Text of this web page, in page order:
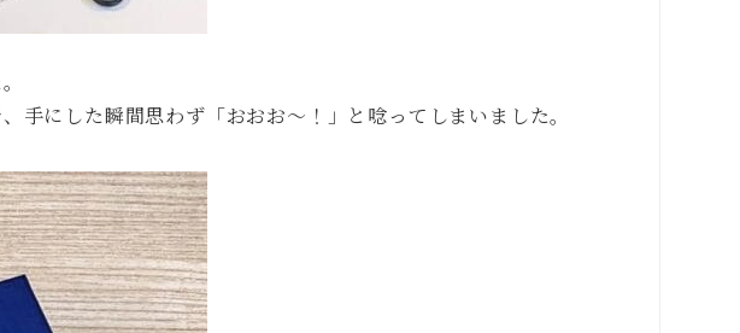
にした瞬間思わず「おおお〜！」と唸ってしまいました。